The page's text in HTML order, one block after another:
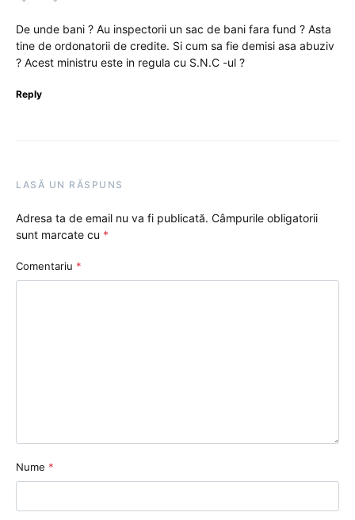
De unde bani ? Au inspectorii un sac de bani fara fund ? Asta
tine de ordonatorii de credite. Si cum sa fie demisi asa abuziv
? Acest ministru este in regula cu S.N.C -ul ?
Reply
LASĂ UN RĂSPUNS
Adresa ta de email nu va fi publicată. Câmpurile obligatorii
sunt marcate cu *
Comentariu *
Nume *